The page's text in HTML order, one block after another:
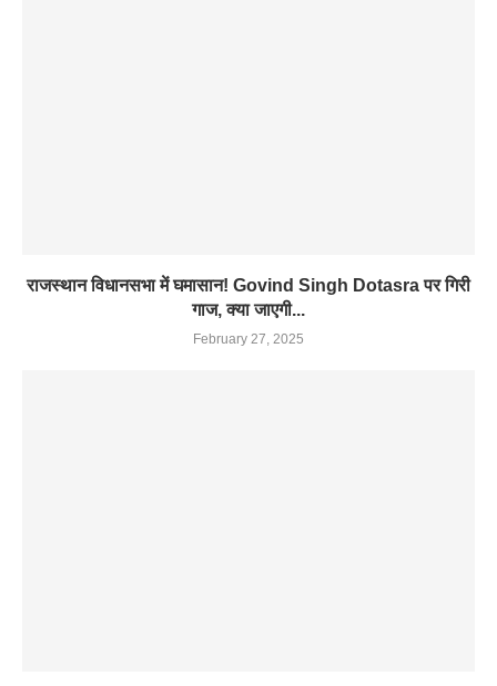
राजस्थान विधानसभा में घमासान! Govind Singh Dotasra पर गिरी
गाज, क्या जाएगी...
February 27, 2025